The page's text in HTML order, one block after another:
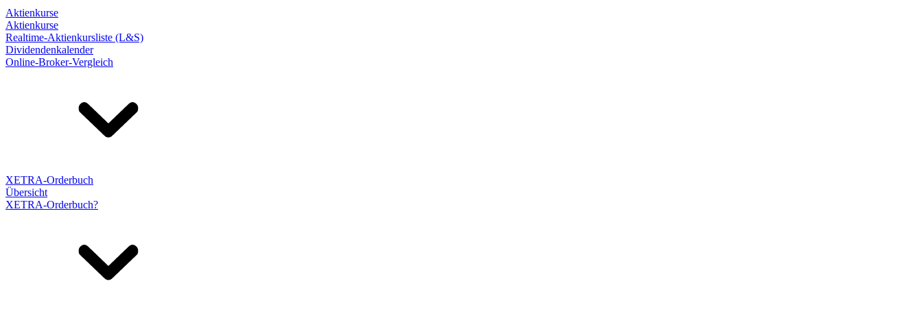
Aktienkurse
Aktienkurse
Realtime-Aktienkursliste (L&S)
Dividendenkalender
Online-Broker-Vergleich
XETRA-Orderbuch
Übersicht
XETRA-Orderbuch?